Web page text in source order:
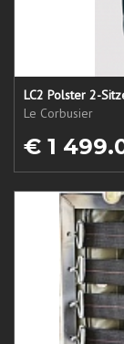
LC2 Polster 2-
Le Corbusier
€ 1